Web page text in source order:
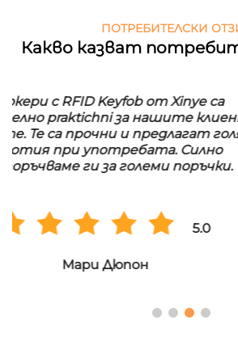
ПОТРЕБИТЕЛСКИ
Какво казват
RFID праненето марки от
нашата пранерница. Те са
имат дълг живот. Ние сме
качеството и правим
големи
Ханс Мюлер